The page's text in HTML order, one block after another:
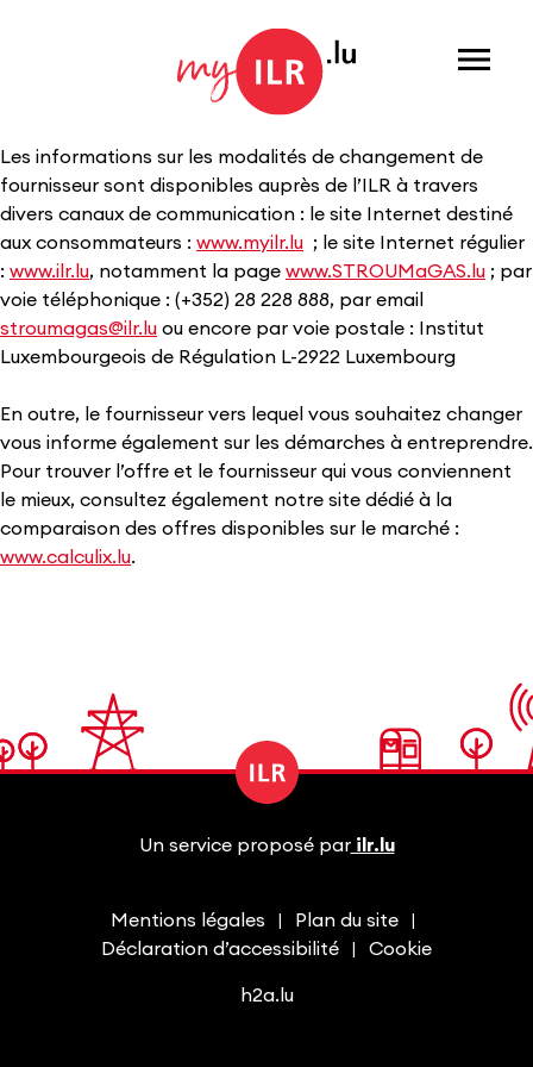
Menu
Les informations sur les modalités de changement de
fournisseur sont disponibles auprès de l’ILR à travers
divers canaux de communication : le site Internet destiné
aux consommateurs : www.myilr.lu ; le site Internet régulier
: www.ilr.lu, notamment la page www.STROUMaGAS.lu ; par
voie téléphonique : (+352) 28 228 888, par email
stroumagas@ilr.lu ou encore par voie postale : Institut
Luxembourgeois de Régulation L-2922 Luxembourg
En outre, le fournisseur vers lequel vous souhaitez changer
vous informe également sur les démarches à entreprendre.
Pour trouver l’offre et le fournisseur qui vous conviennent
le mieux, consultez également notre site dédié à la
comparaison des offres disponibles sur le marché :
www.calculix.lu.
Mentions légales
Plan du site
Déclaration d’accessibilité
Cookie
Un service proposé parilr.lu
h2a.lu